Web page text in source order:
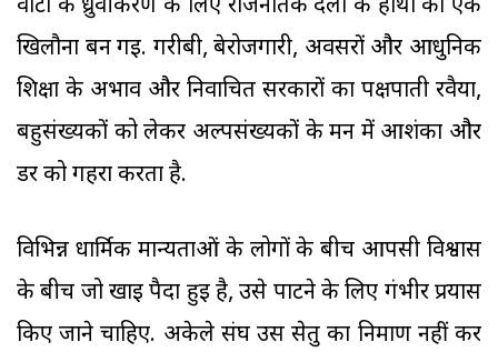
वोटों के ध्रुवीकरण के लिए राजनैतिक दलों के हाथों का एक
खिलौना बन गई. गरीबी, बेरोजगारी, अवसरों और आधुनिक
शिक्षा के अभाव और निर्वाचित सरकारों का पक्षपाती रवैया,
बहुसंख्यकों को लेकर अल्पसंख्यकों के मन में आशंका और
डर को गहरा करता है.
विभिन्न धार्मिक मान्यताओं के लोगों के बीच आपसी विश्वास
के बीच जो खाई पैदा हुई है, उसे पाटने के लिए गंभीर प्रयास
किए जाने चाहिए. अकेले संघ उस सेतु का निर्माण नहीं कर